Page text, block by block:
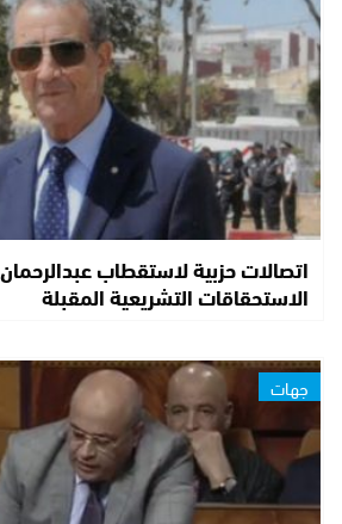
اتصالات حزبية لاستقطاب
الاستحقاقات التشريعية المقبلة
جهات